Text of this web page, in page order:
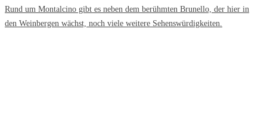
Rund um Montalcino gibt es neben dem berühmten Brunello, der hier in
den Weinbergen wächst, noch viele weitere Sehenswürdigkeiten.